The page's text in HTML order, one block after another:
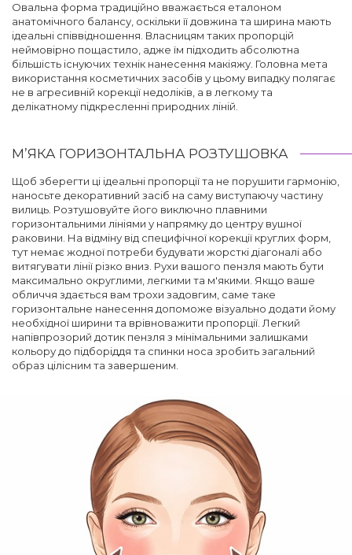
Овальна форма традиційно вважається еталоном
анатомічного балансу, оскільки її довжина та ширина мають
ідеальні співвідношення. Власницям таких пропорцій
неймовірно пощастило, адже їм підходить абсолютна
більшість існуючих технік нанесення макіяжу. Головна мета
використання косметичних засобів у цьому випадку полягає
не в агресивній корекції недоліків, а в легкому та
делікатному підкресленні природних ліній.
М’ЯКА ГОРИЗОНТАЛЬНА РОЗТУШОВКА
Щоб зберегти ці ідеальні пропорції та не порушити гармонію,
наносьте декоративний засіб на саму виступаючу частину
вилиць. Розтушовуйте його виключно плавними
горизонтальними лініями у напрямку до центру вушної
раковини. На відміну від специфічної корекції круглих форм,
тут немає жодної потреби будувати жорсткі діагоналі або
витягувати лінії різко вниз. Рухи вашого пензля мають бути
максимально округлими, легкими та м'якими. Якщо ваше
обличчя здається вам трохи задовгим, саме таке
горизонтальне нанесення допоможе візуально додати йому
необхідної ширини та врівноважити пропорції. Легкий
напівпрозорий дотик пензля з мінімальними залишками
кольору до підборіддя та спинки носа зробить загальний
образ цілісним та завершеним.